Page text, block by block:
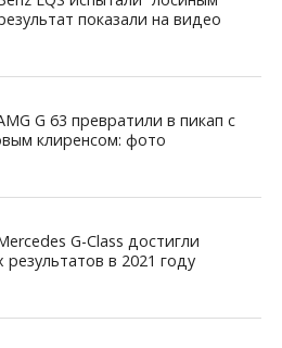
показали на видео
G 63 превратили в пикап с
клиренсом: фото
G-Class достигли
в 2021 году